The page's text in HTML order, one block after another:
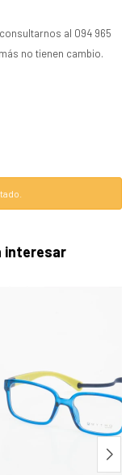
al 094 965
no tienen cambio.
interesar